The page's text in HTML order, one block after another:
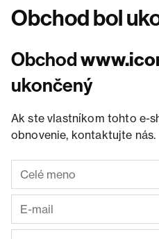
Obchod bol
Obchod
ukončený
Ak ste vlastníkom tohto e-
obnovenie, kontaktujte nás.